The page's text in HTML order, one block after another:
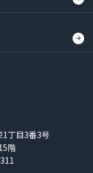
1丁目3番3号
階